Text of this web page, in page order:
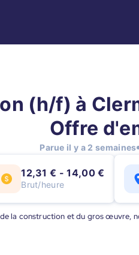
(h/f) à
Offre
Parue il y a 2 semaines
12,31 € - 14,00 €
Brut/heure
la construction et du gros œuvre,